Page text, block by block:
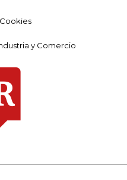
y Comercio